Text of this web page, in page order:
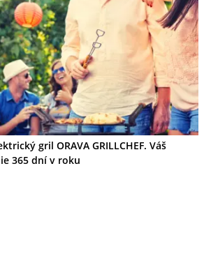
gril ORAVA GRILLCHEF. Váš
365 dní v roku